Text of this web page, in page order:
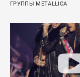
ГРУППЫ METALLICA